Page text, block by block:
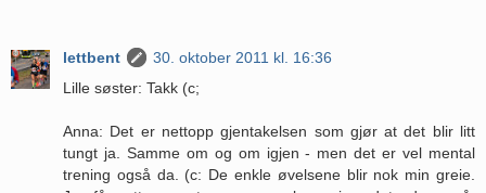
lettbent
30. oktober 2011 kl. 16:36
Lille søster: Takk (c;
Anna: Det er nettopp gjentakelsen som gjør at det blir litt
tungt ja. Samme om og om igjen - men det er vel mental
trening også da. (c: De enkle øvelsene blir nok min greie.